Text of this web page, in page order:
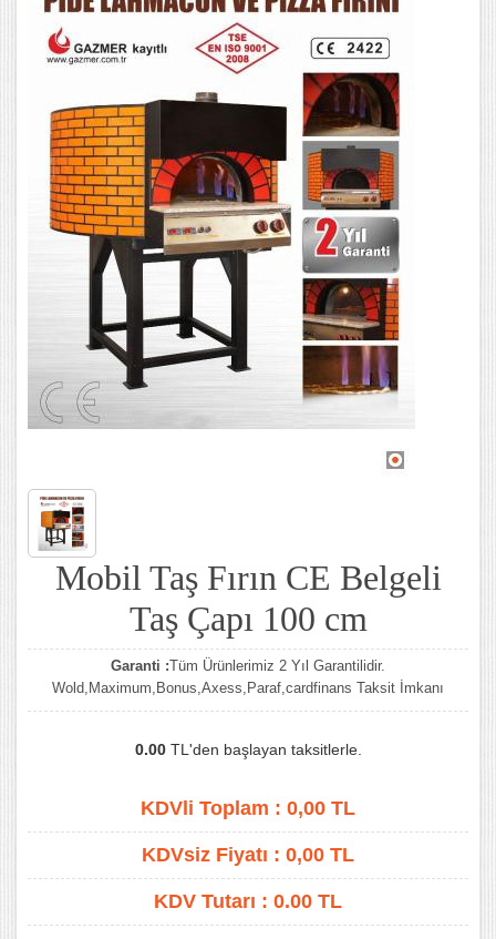
Mobil Taş Fırın CE Belgeli
Taş Çapı 100 cm
Garanti :Tüm Ürünlerimiz 2 Yıl Garantilidir.
Wold,Maximum,Bonus,Axess,Paraf,cardfinans Taksit İmkanı
0.00TL'den başlayan taksitlerle.
KDVli Toplam : 0,00 TL
KDVsiz Fiyatı : 0,00 TL
KDV Tutarı : 0.00 TL